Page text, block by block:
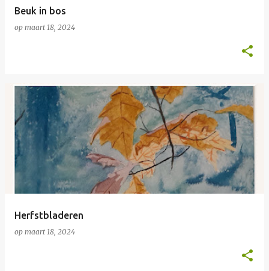
Beuk in bos
op maart 18, 2024
Herfstbladeren
op maart 18, 2024